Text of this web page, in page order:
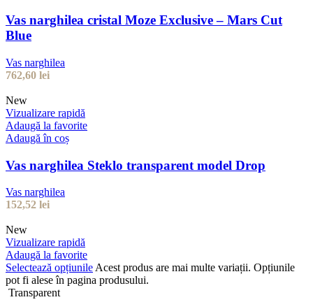
Vas narghilea cristal Moze Exclusive – Mars Cut
Blue
Vas narghilea
762,60 lei
New
Vizualizare rapidă
Adaugă la favorite
Adaugă în coș
Vas narghilea Steklo transparent model Drop
Vas narghilea
152,52 lei
New
Vizualizare rapidă
Adaugă la favorite
Selectează opțiunile Acest produs are mai multe variații. Opțiunile
pot fi alese în pagina produsului.
Transparent